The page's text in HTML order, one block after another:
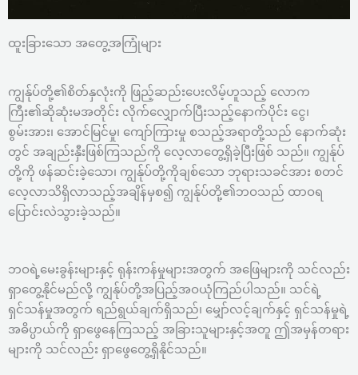
ထူးခြားသော အတွေ့အကြုံများ
ကျွန်ုပ်တို့၏စိတ်နှလုံးကို ဖြည့်ဆည်းပေးလိမ့်ဟူသည့် လောက
ကြီး၏ဆိုဆုံးမအတိုင်း လိုက်လျှောက်ပြီးသည့်နောက်ပိုင်း ငွေ၊
စွမ်းအား၊ အောင်မြင်မှု၊ ကျော်ကြားမှု စသည့်အရာတို့သည် နောက်ဆုံး
တွင် အချည်းနှီးဖြစ်ကြသည်ကို လေ့လာတွေ့ရှိခဲ့ပြီးဖြစ် သည်။ ကျွန်ုပ်
တို့ကို ဖန်ဆင်းခဲ့သော၊ ကျွန်ုပ်တို့ကိုချစ်သော ဘုရားသခင်အား စတင်
လေ့လာသိရှိလာသည့်အချိန်မှစ၍ ကျွန်ုပ်တို့၏ဘဝသည် ထာဝရ
ပြောင်းလဲသွားခဲ့သည်။
ဘဝရဲ့မေးခွန်းများနှင့် ရုန်းကန်မှုများအတွက် အဖြေများကို သင်လည်း
ရှာတွေ့နိုင်မည်လို့ ကျွန်ုပ်တို့အပြည့်အဝယုံကြည်ပါသည်။ သင်ရဲ့
ရှင်သန်မှုအတွက် ရည်ရွယ်ချက်ရှိသည်၊ မျှော်လင့်ချက်နှင့် ရှင်သန်မှုရဲ့
အဓိပ္ပာယ်ကို ရှာဖွေနေကြသည့် အခြားသူများနှင့်အတူ ဤအမှန်တရား
များကို သင်လည်း ရှာဖွေတွေ့ရှိနိုင်သည်။